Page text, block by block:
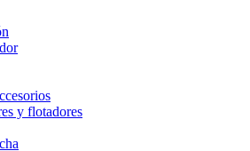
y flotadores